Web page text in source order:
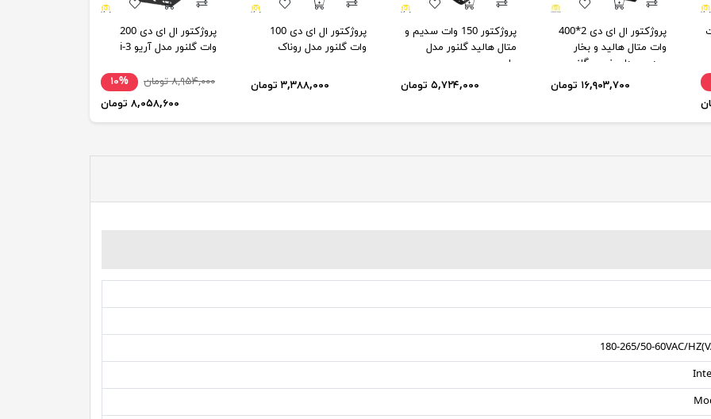
وات
پروژکتور ال ای دی 2*400
وات متال هالید و بخار
سدیم مدل ونوس گلنور
۱۶,۹۰۳,۷۰۰ تومان
پروژکتور 150 وات سدیم و
متال هالید گلنور مدل
مارس
۵,۷۲۴,۰۰۰ تومان
پروژکتور ال ای دی 100
وات گلنور مدل روناک
۳,۳۸۸,۰۰۰ تومان
پروژکتور ال ای دی 200
وات گلنور مدل آریو 3-i
۸,۹۵۴,۰۰۰ تومان
۱۰%
۸,۰۵۸,۶۰۰ تومان
180-265/50-60VAC/